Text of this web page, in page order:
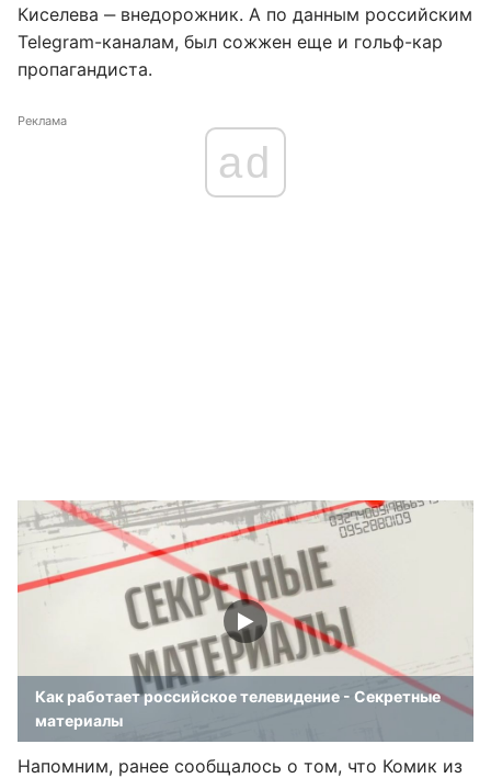
Киселева ‒ внедорожник. А по данным российским
Telegram-каналам, был сожжен еще и гольф-кар
пропагандиста.
Реклама
ad
Как работает российское телевидение - Секретные
материалы
Напомним, ранее сообщалось о том, что Комик из